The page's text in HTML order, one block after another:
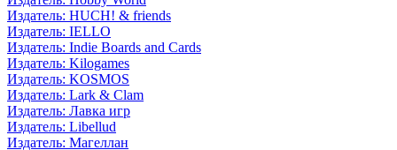
Издатель: HUCH! & friends
Издатель: IELLO
Издатель: Indie Boards and Cards
Издатель: Kilogames
Издатель: KOSMOS
Издатель: Lark & Clam
Издатель: Лавка игр
Издатель: Libellud
Издатель: Магеллан